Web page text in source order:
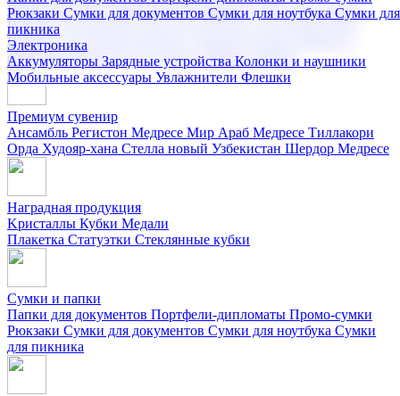
Рюкзаки Сумки для документов Сумки для ноутбука Сумки для
пикника
Электроника
Аккумуляторы Зарядные устройства Колонки и наушники
Мобильные аксессуары Увлажнители Флешки
Наборы из кожиНаборы ручекНаборы с аккумуляторами
Наборы с бутылками для воды
Наборы с ежедневниками
Наборы с кружками
флешкамиНовогодние наборыЧайные наборы
Премиум сувенир
Ансамбль Регистон Медресе Мир Араб Медресе Тиллакори
Орда Худояр-хана Стелла новый Узбекистан Шердор Медресе
Наградная продукция
Kристаллы Кубки Медали
Плакетка Статуэтки Стеклянные кубки
Сумки и папки
Папки для документов Портфели-дипломаты Промо-сумки
Рюкзаки Сумки для документов Сумки для ноутбука Сумки
для пикника